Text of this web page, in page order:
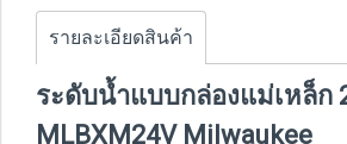
รายละเอียดสินค้า
ระดับน้ำแบบกล่องแม่เหล็ก
MLBXM24V Milwaukee